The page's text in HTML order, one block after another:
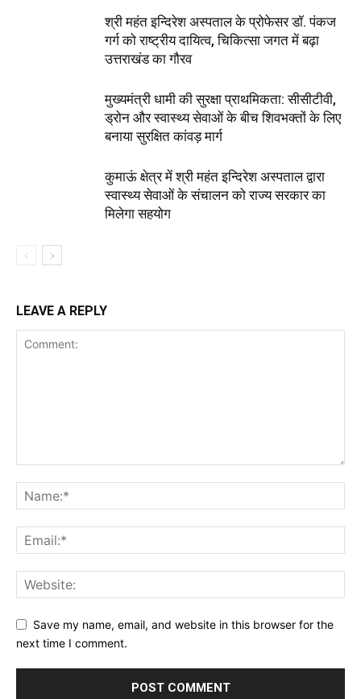
श्री महंत इन्दिरेश अस्पताल के प्रोफेसर डॉ. पंकज
गर्ग को राष्ट्रीय दायित्व, चिकित्सा जगत में बढ़ा
उत्तराखंड का गौरव
मुख्यमंत्री धामी की सुरक्षा प्राथमिकता: सीसीटीवी,
ड्रोन और स्वास्थ्य सेवाओं के बीच शिवभक्तों के लिए
बनाया सुरक्षित कांवड़ मार्ग
कुमाऊं क्षेत्र में श्री महंत इन्दिरेश अस्पताल द्वारा
स्वास्थ्य सेवाओं के संचालन को राज्य सरकार का
मिलेगा सहयोग
LEAVE A REPLY
Save my name, email, and website in this browser for the
next time I comment.